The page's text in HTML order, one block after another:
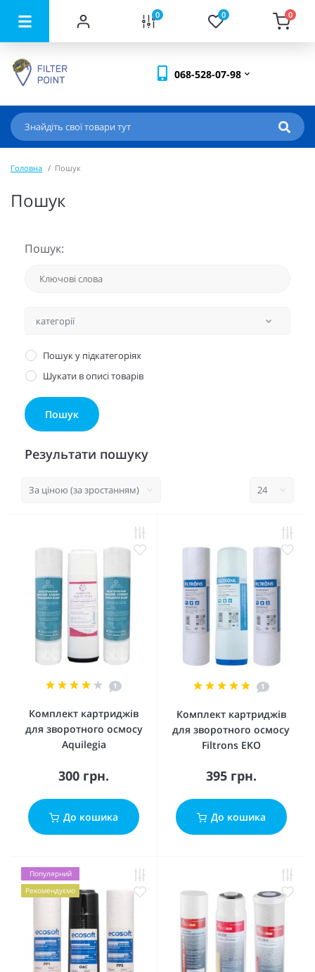
0 0 0
068-528-07-98
Головна Пошук
Пошук
Пошук:
Пошук у підкатегоріях
Шукати в описі товарів
Результати пошуку
1
Комплект картриджів
для зворотного осмосу
Aquilegia
300 грн.
До кошика
1
Комплект картриджів
для зворотного осмосу
Filtrons EKO
395 грн.
До кошика
Популярний
Рекомендуємо